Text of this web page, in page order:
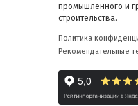
промышленного и
строительства.
Политика
Рекомендательные